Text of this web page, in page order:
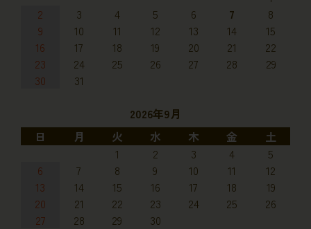
2
3 4 5 6 7
8
9
10 11 12 13 14
15
16
17 18 19 20 21
22
23
24 25 26 27 28
29
30
31
2026年9月
日
月 火 水 木 金
土
1
2 3 4
5
6
7 8 9 10 11
12
13
14 15 16 17 18
19
20
21 22 23 24 25
26
27
28 29 30